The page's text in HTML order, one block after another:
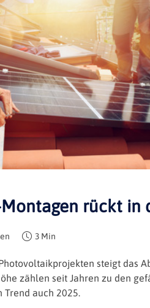
Nordrhein-
Rheinland-Pfalz
Saarland
Sachsen
Sachsen-Anhalt
Schleswig-
Thüringen
rückt in
3 Min
steigt das
zählen seit Jahren zu den
Trend auch 2025.